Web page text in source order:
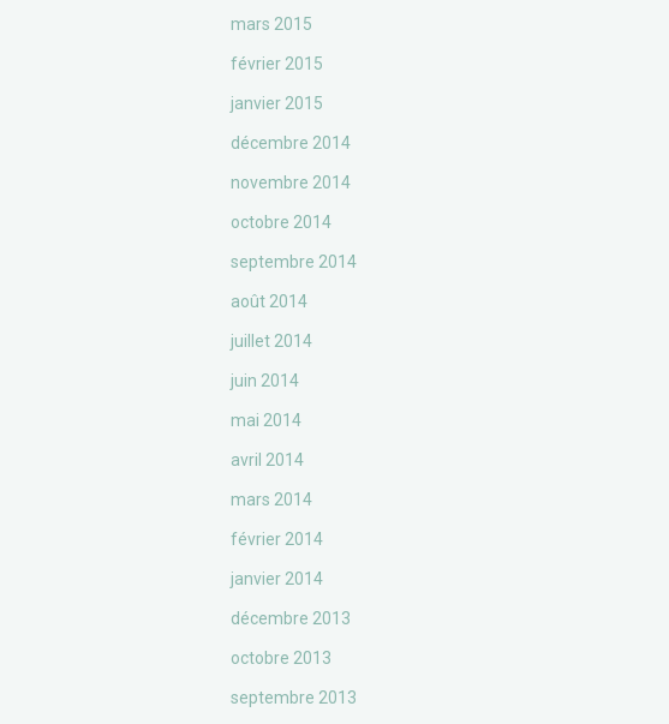
mars 2015
février 2015
janvier 2015
décembre 2014
novembre 2014
octobre 2014
septembre 2014
août 2014
juillet 2014
juin 2014
mai 2014
avril 2014
mars 2014
février 2014
janvier 2014
décembre 2013
octobre 2013
septembre 2013